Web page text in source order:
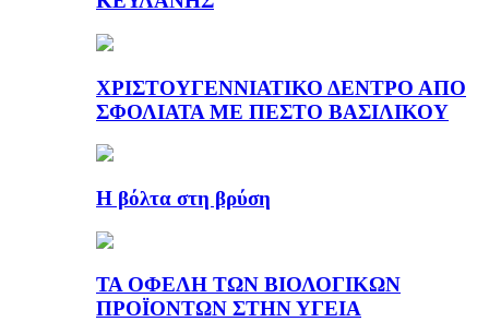
ΧΡΙΣΤΟΥΓΕΝΝΙΑΤΙΚΟ ΔΕΝΤΡΟ ΑΠΟ
ΣΦΟΛΙΑΤΑ ΜΕ ΠΕΣΤΟ ΒΑΣΙΛΙΚΟΥ
Η βόλτα στη βρύση
ΤΑ ΟΦΕΛΗ ΤΩΝ ΒΙΟΛΟΓΙΚΩΝ
ΠΡΟΪΟΝΤΩΝ ΣΤΗΝ ΥΓΕΙΑ